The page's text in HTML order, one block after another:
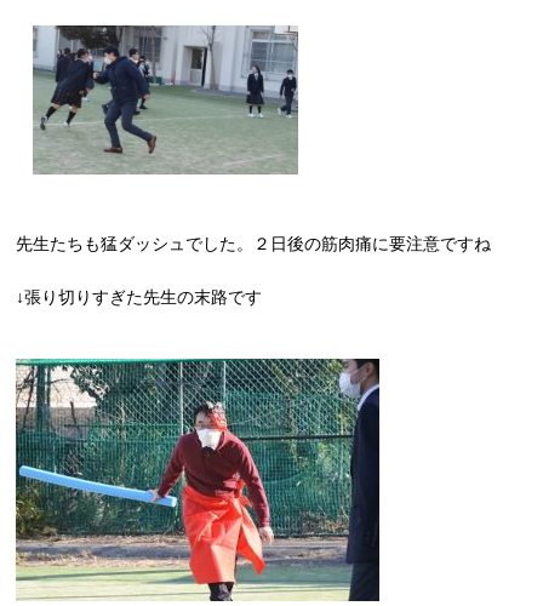
先生たちも猛ダッシュでした。２日後の筋肉痛に要注意ですね
↓張り切りすぎた先生の末路です